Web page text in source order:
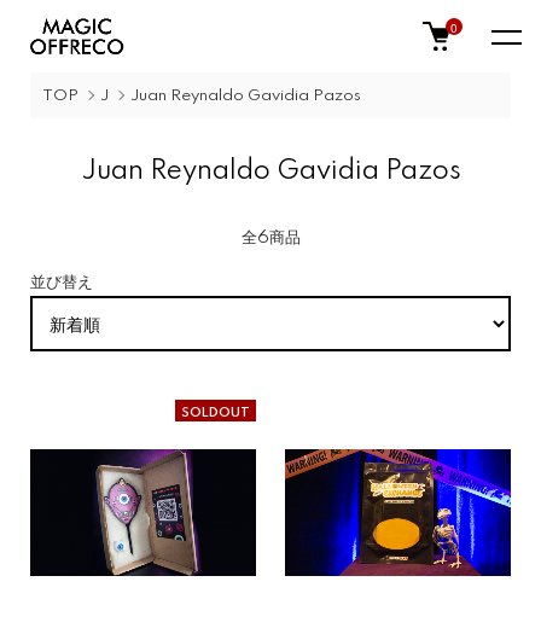
0
TOP J Juan Reynaldo Gavidia Pazos
Juan Reynaldo Gavidia Pazos
全6商品
並び替え
SOLDOUT